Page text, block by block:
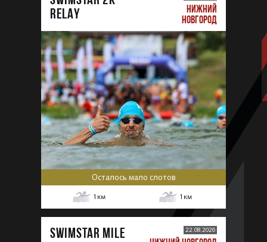
RELAY
НИЖНИЙ
НОВГОРОД
Осталось мало слотов
1 км 1 км
SWIMSTAR MILE 22.08.2026